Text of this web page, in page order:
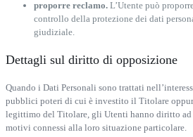
proporre reclamo. L’Utente può
controllo della protezione dei dati
giudiziale.
Dettagli sul diritto di opposizione
Quando i Dati Personali sono trattati
pubblici poteri di cui è investito il Titolare
legittimo del Titolare, gli Utenti hanno diritto ad
motivi connessi alla loro situazione particolare.